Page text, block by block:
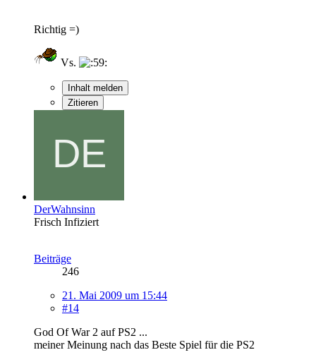
Richtig =)
Vs.
Inhalt melden
Zitieren
DerWahnsinn
Frisch Infiziert
Beiträge
246
21. Mai 2009 um 15:44
#14
God Of War 2 auf PS2 ...
meiner Meinung nach das Beste Spiel für die PS2